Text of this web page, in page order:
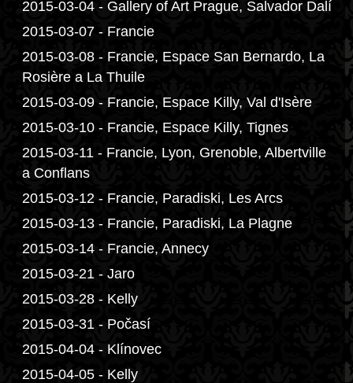
2015-03-04 - Gallery of Art Prague, Salvador Dalí
2015-03-07 - Francie
2015-03-08 - Francie, Espace San Bernardo, La
Rosière a La Thuile
2015-03-09 - Francie, Espace Killy, Val d'Isère
2015-03-10 - Francie, Espace Killy, Tignes
2015-03-11 - Francie, Lyon, Grenoble, Albertville
a Conflans
2015-03-12 - Francie, Paradiski, Les Arcs
2015-03-13 - Francie, Paradiski, La Plagne
2015-03-14 - Francie, Annecy
2015-03-21 - Jaro
2015-03-28 - Kelly
2015-03-31 - Počasí
2015-04-04 - Klínovec
2015-04-05 - Kelly